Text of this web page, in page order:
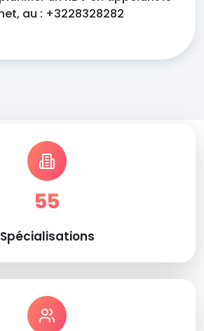
au : +3228328282
55
Spécialisations